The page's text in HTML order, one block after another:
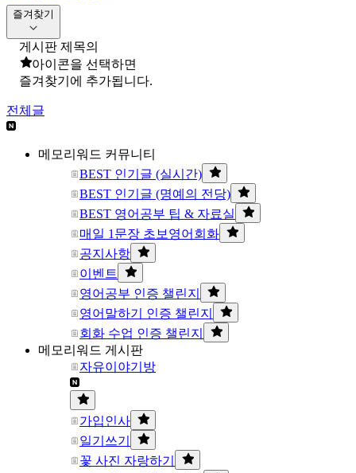
즐겨찾기
게시판 제목의
아이콘을 선택하면
즐겨찾기에 추가됩니다.
전체글
메모리워드 커뮤니티
BEST 인기글 (실시간)
BEST 인기글 (명예의 전당)
BEST 영어공부 팁 & 자료실
매일 1문장 초보영어회화
공지사항
이벤트
영어공부 인증 챌린지
영어말하기 인증 챌린지
회화 수업 인증 챌린지
메모리워드 게시판
자유이야기방
가입인사
일기쓰기
꽃 사진 자랑하기